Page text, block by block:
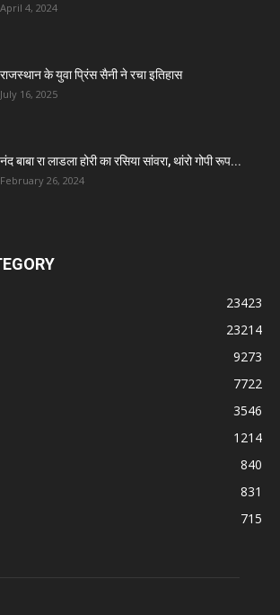
April 4, 2024
राजस्थान के युवा प्रिंस सैनी ने रचा इतिहास
July 16, 2025
नंद बाबा रा लाडला होरी का रसिया सांवरा, थांरो गोपी रूप...
February 26, 2024
23423
23214
9273
7722
3546
1214
840
831
715